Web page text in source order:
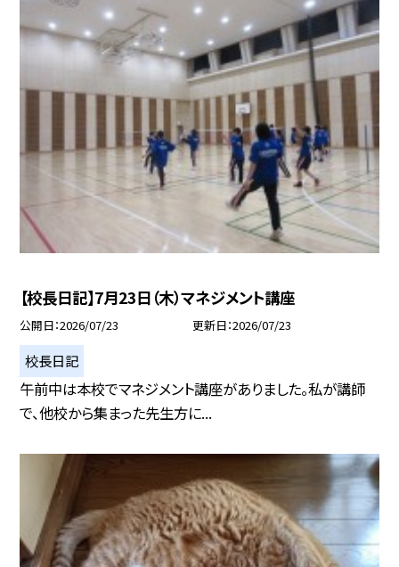
【校長日記】7月23日（木）マネジメント講座
公開日 2026/07/23 更新日 2026/07/23
校長日記
午前中は本校でマネジメント講座がありました。私が講師
で、他校から集まった先生方に...